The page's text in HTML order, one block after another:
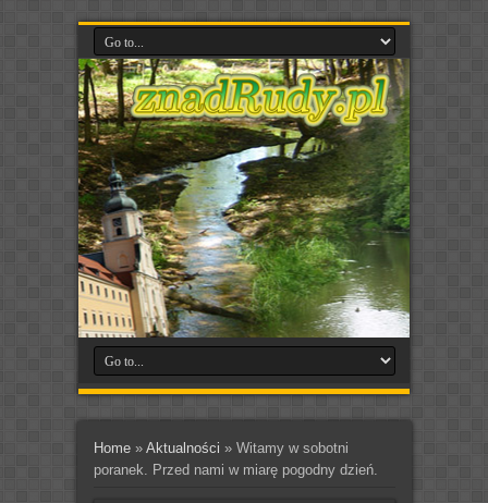
Home» Aktualności » Witamy w sobotni
poranek. Przed nami w miarę pogodny dzień.